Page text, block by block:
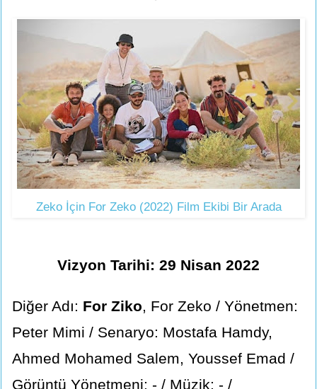
Zeko İçin For Zeko (2022) Film Ekibi Bir Arada
Vizyon Tarihi: 29 Nisan 2022
Diğer Adı: For Ziko , For Zeko / Yönetmen:
Peter Mimi / Senaryo: Mostafa Hamdy,
Ahmed Mohamed Salem, Youssef Emad /
Görüntü Yönetmeni: - / Müzik: - /